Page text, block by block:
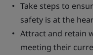
Take steps to
safety is at the
Attract and retain
meeting their